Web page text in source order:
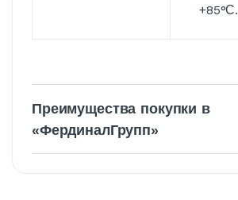
+85°С.
Преимущества покупки в
«ФердиналГрупп»